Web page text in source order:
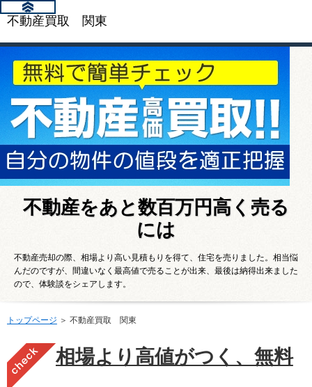
不動産買取 関東
不動産をあと数百万円高く売る
には
不動産売却の際、相場より高い見積もりを得て、住宅を売りました。相当悩
んだのですが、間違いなく最高値で売ることが出来、最後は納得出来ました
ので、体験談をシェアします。
トップページ ＞ 不動産買取 関東
相場より高値がつく、無料